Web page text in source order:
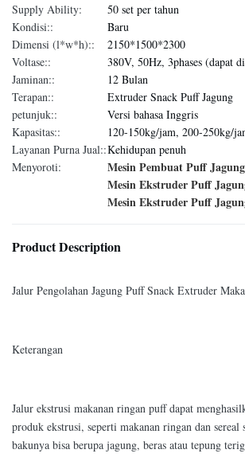
Supply Ability:
50 set per tahun
Kondisi::
Baru
Dimensi (l*w*h)::
2150*1500*2300
Voltase::
380V, 50Hz, 3phases (dapat
Jaminan::
12 Bulan
Terapan::
Extruder Snack Puff Jagung
petunjuk::
Versi bahasa Inggris
Kapasitas::
120-150kg/jam, 200-250kg/
Layanan Purna Jual::Kehidupan penuh
Menyoroti:
Mesin Pembuat Puff
Mesin Ekstruder Puff
Mesin Ekstruder Puff
Product Description
Jalur Pengolahan Jagung Puff Snack Extruder
Keterangan
Jalur ekstrusi makanan ringan puff dapat
produk ekstrusi, seperti makanan ringan dan sereal
bakunya bisa berupa jagung, beras atau tepung